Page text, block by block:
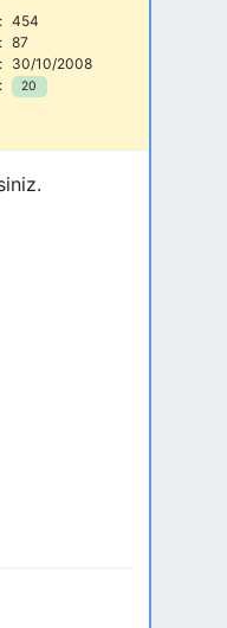
454
87
30/10/2008
20